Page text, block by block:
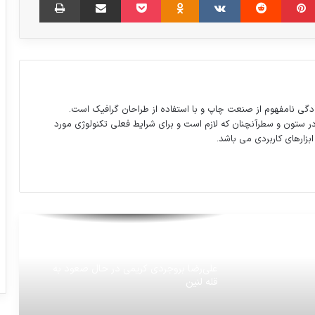
نامفهوم از صنعت چاپ و با استفاده از طراحان گرافیک است.
ستون و سطرآنچنان که لازم است و برای شرایط فعلی تکنولوژی مورد
کاربردی می باشد.
کنند
دومین سقوط کاروان ورزش ایران